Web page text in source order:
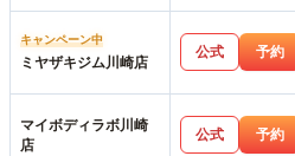
キャンペーン中
ミヤザキジム川崎店
公式 予約
マイボディラボ川崎
店
公式 予約